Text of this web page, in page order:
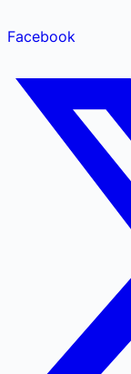
Facebook